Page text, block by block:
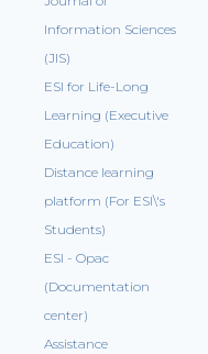
Information Sciences
(JIS)
ESI for Life-Long
Learning (Executive
Education)
Distance learning
platform (For ESI\'s
Students)
ESI - Opac
(Documentation
center)
Assistance